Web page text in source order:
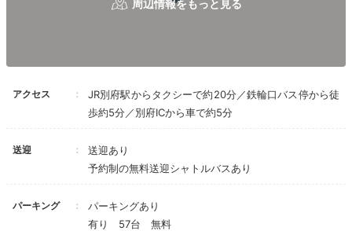
アクセス
JR別府駅からタクシーで約20分／鉄輪口バス停から徒
歩約5分／別府ICから車で約5分
送迎
送迎あり
予約制の無料送迎シャトルバスあり
パーキング
パーキングあり
有り 57台 無料